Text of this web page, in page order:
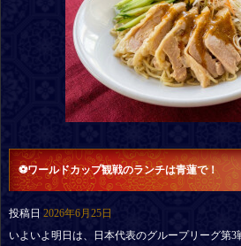
⚽ワールドカップ観戦のランチは青蓮で！
投稿日 2026年6月25日
いよいよ明日は、日本代表のグループリーグ第3